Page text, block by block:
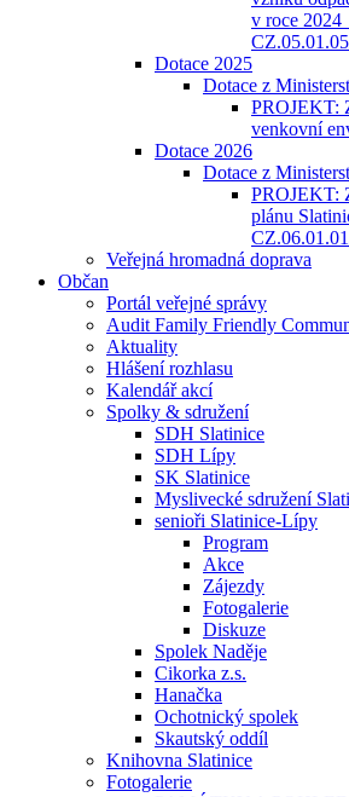
v roce
Dotace 2025
Dotace z
PROJEKT:
venkovní
Dotace 2026
Dotace z
PROJEKT:
plánu
Veřejná hromadná doprava
Občan
Portál veřejné správy
Audit Family Friendly
Aktuality
Hlášení rozhlasu
Kalendář akcí
Spolky & sdružení
SDH Slatinice
SDH Lípy
SK Slatinice
Myslivecké sdružení
senioři Slatinice-Lípy
Program
Akce
Zájezdy
Fotogalerie
Diskuze
Spolek Naděje
Cikorka z.s.
Hanačka
Ochotnický spolek
Skautský oddíl
Knihovna Slatinice
Fotogalerie